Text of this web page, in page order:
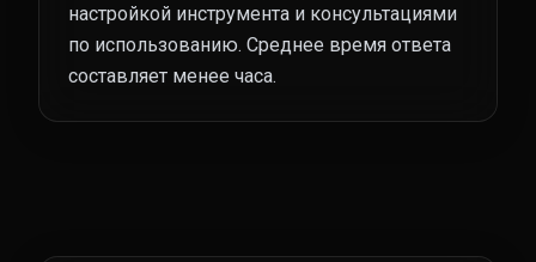
настройкой инструмента и консультациями
по использованию. Среднее время ответа
составляет менее часа.